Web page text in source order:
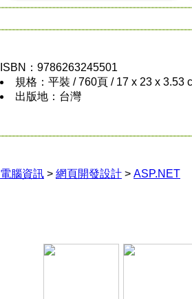
ISBN：9786263245501
規格：平裝 / 760頁 / 17 x 23 x 3.53
出版地：台灣
電腦資訊 > 網頁開發設計 > ASP.NET